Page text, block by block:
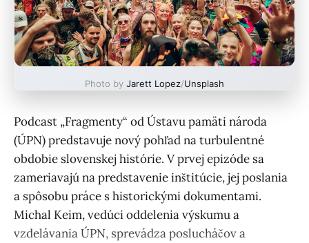
Photo by Jarett Lopez/Unsplash
Podcast „Fragmenty“ od Ústavu pamäti národa
(ÚPN) predstavuje nový pohľad na turbulentné
obdobie slovenskej histórie. V prvej epizóde sa
zameriavajú na predstavenie inštitúcie, jej poslania
a spôsobu práce s historickými dokumentami.
Michal Keim, vedúci oddelenia výskumu a
vzdelávania ÚPN, sprevádza poslucháčov a